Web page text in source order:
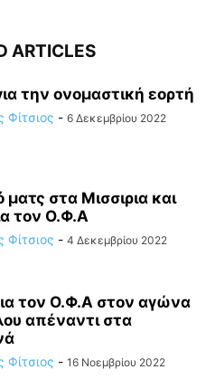
ARTICLES
την ονομαστική εορτή
Φίτσιος - 6 Δεκεμβρίου 2022
στα Μισσιρια και
τον Ο.Φ.Α
Φίτσιος - 4 Δεκεμβρίου 2022
τον Ο.Φ.Α στον αγώνα
απέναντι στα
Φίτσιος - 16 Νοεμβρίου 2022